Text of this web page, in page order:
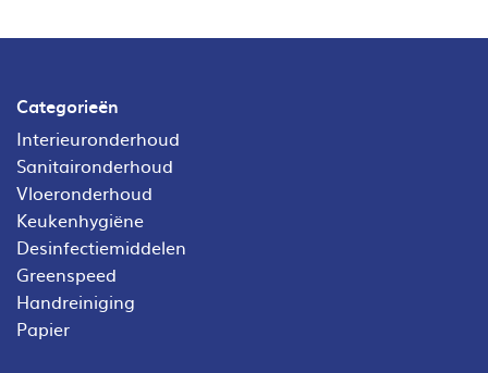
Categorieën
Interieuronderhoud
Sanitaironderhoud
Vloeronderhoud
Keukenhygiëne
Desinfectiemiddelen
Greenspeed
Handreiniging
Papier